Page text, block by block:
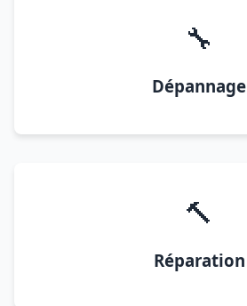
🔧
Dépannage
🔨
Réparation